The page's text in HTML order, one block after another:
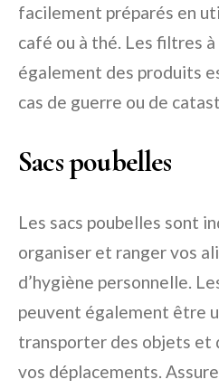
facilement préparés en
café ou à thé. Les filtres
également des produits
cas de guerre ou de
Sacs poubelles
Les sacs poubelles sont
organiser et ranger vos
d’hygiène personnelle.
peuvent également être
transporter des objets et
vos déplacements.